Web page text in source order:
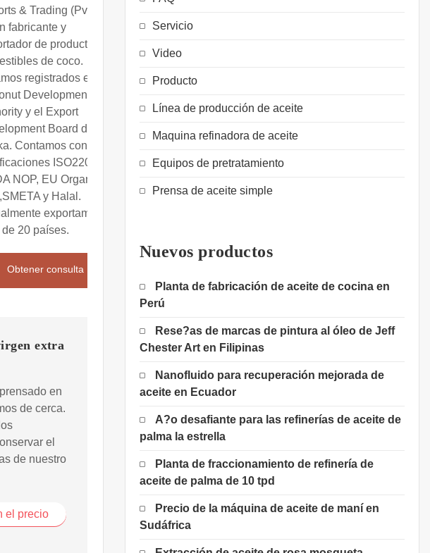
& Trading (Pvt) Ltd
fabricante y
de productos
de coco.
registrados en
Development
y el Export
Board de Sri
Contamos con las
ISO22000,
NOP, EU Organic,
y Halal.
exportamos a
de 20 países.
Obtener consulta
extra
en
de cerca.
el
de nuestro
el precio
Servicio
Video
Producto
Línea de producción de aceite
Maquina refinadora de aceite
Equipos de pretratamiento
Prensa de aceite simple
Nuevos productos
Planta de fabricación de aceite de cocina en
Perú
Rese?as de marcas de pintura al óleo de Jeff
Chester Art en Filipinas
Nanofluido para recuperación mejorada de
aceite en Ecuador
A?o desafiante para las refinerías de aceite de
palma la estrella
Planta de fraccionamiento de refinería de
aceite de palma de 10 tpd
Precio de la máquina de aceite de maní en
Sudáfrica